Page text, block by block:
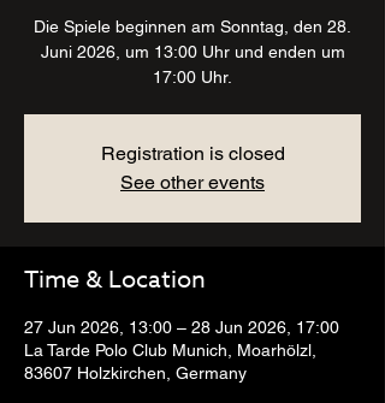
Die Spiele beginnen am Sonntag, den 28.
Juni 2026, um 13:00 Uhr und enden um
17:00 Uhr.
Registration is closed
See other events
Time & Location
27 Jun 2026, 13:00 – 28 Jun 2026, 17:00
La Tarde Polo Club Munich, Moarhölzl,
83607 Holzkirchen, Germany